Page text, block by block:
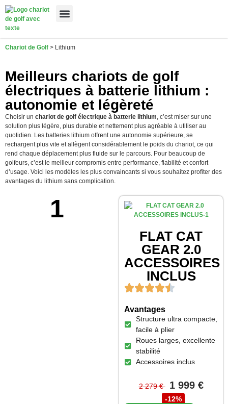
Chariot de Golf > Lithium
Meilleurs chariots de golf
électriques à batterie lithium :
autonomie et légèreté
Choisir un chariot de golf électrique à batterie lithium, c’est miser sur une
solution plus légère, plus durable et nettement plus agréable à utiliser au
quotidien. Les batteries lithium offrent une autonomie supérieure, se
rechargent plus vite et allègent considérablement le poids du chariot, ce qui
rend chaque déplacement plus fluide sur le parcours. Pour beaucoup de
golfeurs, c’est le meilleur compromis entre performance, fiabilité et confort
d’usage. Voici les modèles les plus convaincants si vous souhaitez profiter des
avantages du lithium sans complication.
1
FLAT CAT
GEAR 2.0
ACCESSOIRES
INCLUS
Avantages
Structure ultra compacte,
facile à plier
Roues larges, excellente
stabilité
Accessoires inclus
2 279 € 1 999 €
-12%